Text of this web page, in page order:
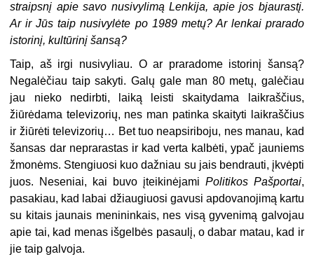
straipsnį apie savo nusivylimą Lenkija, apie jos bjaurastį.
Ar ir Jūs taip nusivylėte po 1989 metų? Ar lenkai prarado
istorinį, kultūrinį šansą?
Taip, aš irgi nusivyliau. O ar praradome istorinį šansą?
Negalėčiau taip sakyti. Galų gale man 80 metų, galėčiau
jau nieko nedirbti, laiką leisti skaitydama laikraščius,
žiūrėdama televizorių, nes man patinka skaityti laikraščius
ir žiūrėti televizorių… Bet tuo neapsiriboju, nes manau, kad
šansas dar neprarastas ir kad verta kalbėti, ypač jauniems
žmonėms. Stengiuosi kuo dažniau su jais bendrauti, įkvėpti
juos. Neseniai, kai buvo įteikinėjami Politikos Pašportai,
pasakiau, kad labai džiaugiuosi gavusi apdovanojimą kartu
su kitais jaunais menininkais, nes visą gyvenimą galvojau
apie tai, kad menas išgelbės pasaulį, o dabar matau, kad ir
jie taip galvoja.